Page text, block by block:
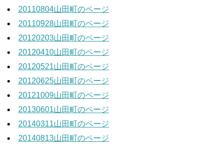
20110804山田町のページ
20110928山田町のページ
20120203山田町のページ
20120410山田町のページ
20120521山田町のページ
20120625山田町のページ
20121009山田町のページ
20130601山田町のページ
20140311山田町のページ
20140813山田町のページ